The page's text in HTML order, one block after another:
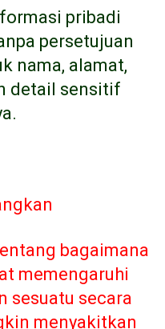
pribadi
persetujuan
nama, alamat,
detail sensitif
bagaimana
memengaruhi
sesuatu secara
menyakitkan